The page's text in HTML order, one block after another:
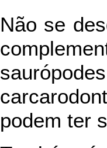
Não se
podem ter